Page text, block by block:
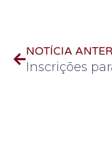
NOTÍCIA